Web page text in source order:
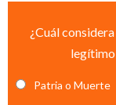
¿Cuál
legítimo
Patria o Muerte